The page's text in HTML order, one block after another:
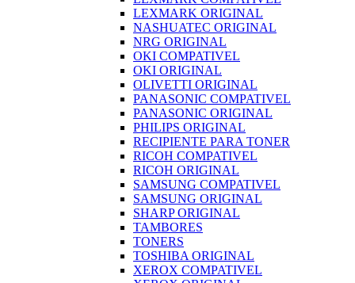
LEXMARK ORIGINAL
NASHUATEC ORIGINAL
NRG ORIGINAL
OKI COMPATIVEL
OKI ORIGINAL
OLIVETTI ORIGINAL
PANASONIC COMPATIVEL
PANASONIC ORIGINAL
PHILIPS ORIGINAL
RECIPIENTE PARA TONER
RICOH COMPATIVEL
RICOH ORIGINAL
SAMSUNG COMPATIVEL
SAMSUNG ORIGINAL
SHARP ORIGINAL
TAMBORES
TONERS
TOSHIBA ORIGINAL
XEROX COMPATIVEL